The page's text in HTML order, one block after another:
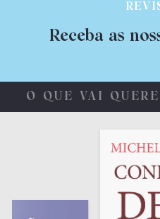
Receba as
O QUE VAI